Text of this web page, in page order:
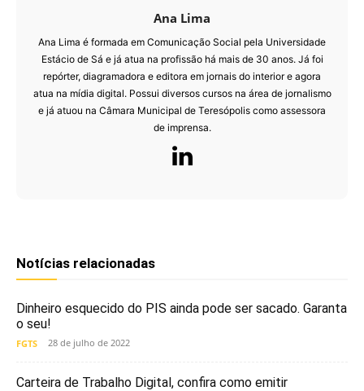
Ana Lima
Ana Lima é formada em Comunicação Social pela Universidade
Estácio de Sá e já atua na profissão há mais de 30 anos. Já foi
repórter, diagramadora e editora em jornais do interior e agora
atua na mídia digital. Possui diversos cursos na área de jornalismo
e já atuou na Câmara Municipal de Teresópolis como assessora
de imprensa.
Notícias relacionadas
Dinheiro esquecido do PIS ainda pode ser sacado. Garanta
o seu!
FGTS 28 de julho de 2022
Carteira de Trabalho Digital, confira como emitir